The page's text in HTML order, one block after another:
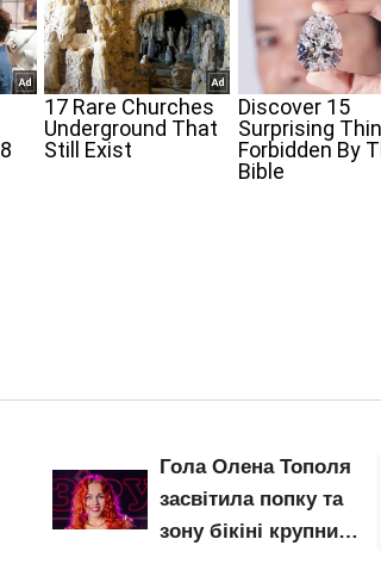
Гола Анна Трінчер
виставила
"мохнатку": нижня